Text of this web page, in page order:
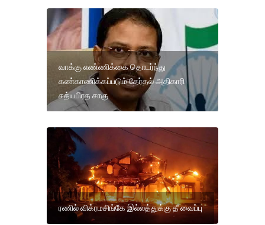
வாக்கு எண்ணிக்கை தொடர்ந்து
கண்காணிக்கப்படும் தேர்தல் அதிகாரி
சத்யபிரத சாகு
ரணில் விக்ரமசிங்கே இல்லத்துக்கு தீ வைப்பு